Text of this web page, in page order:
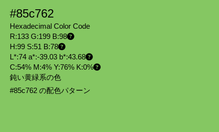
#85c762
Hexadecimal Color Code
R:133 G:199 B:98
H:99 S:51 B:78
L*:74 a*:-39.03 b*:43.68
C:54% M:4% Y:76% K:0%
鈍い黄緑系の色
#85c762 の配色パターン